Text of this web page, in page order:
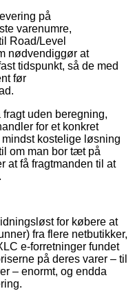
på
varenumre,
Road/Level
nødvendiggør at
tidspunkt, så de med
før
uden beregning,
for et konkret
kostelige løsning
om man bor tæt på
at få fragtmanden til at
for købere at
fra flere netbutikker,
e-forretninger fundet
på deres varer – til
– enormt, og endda